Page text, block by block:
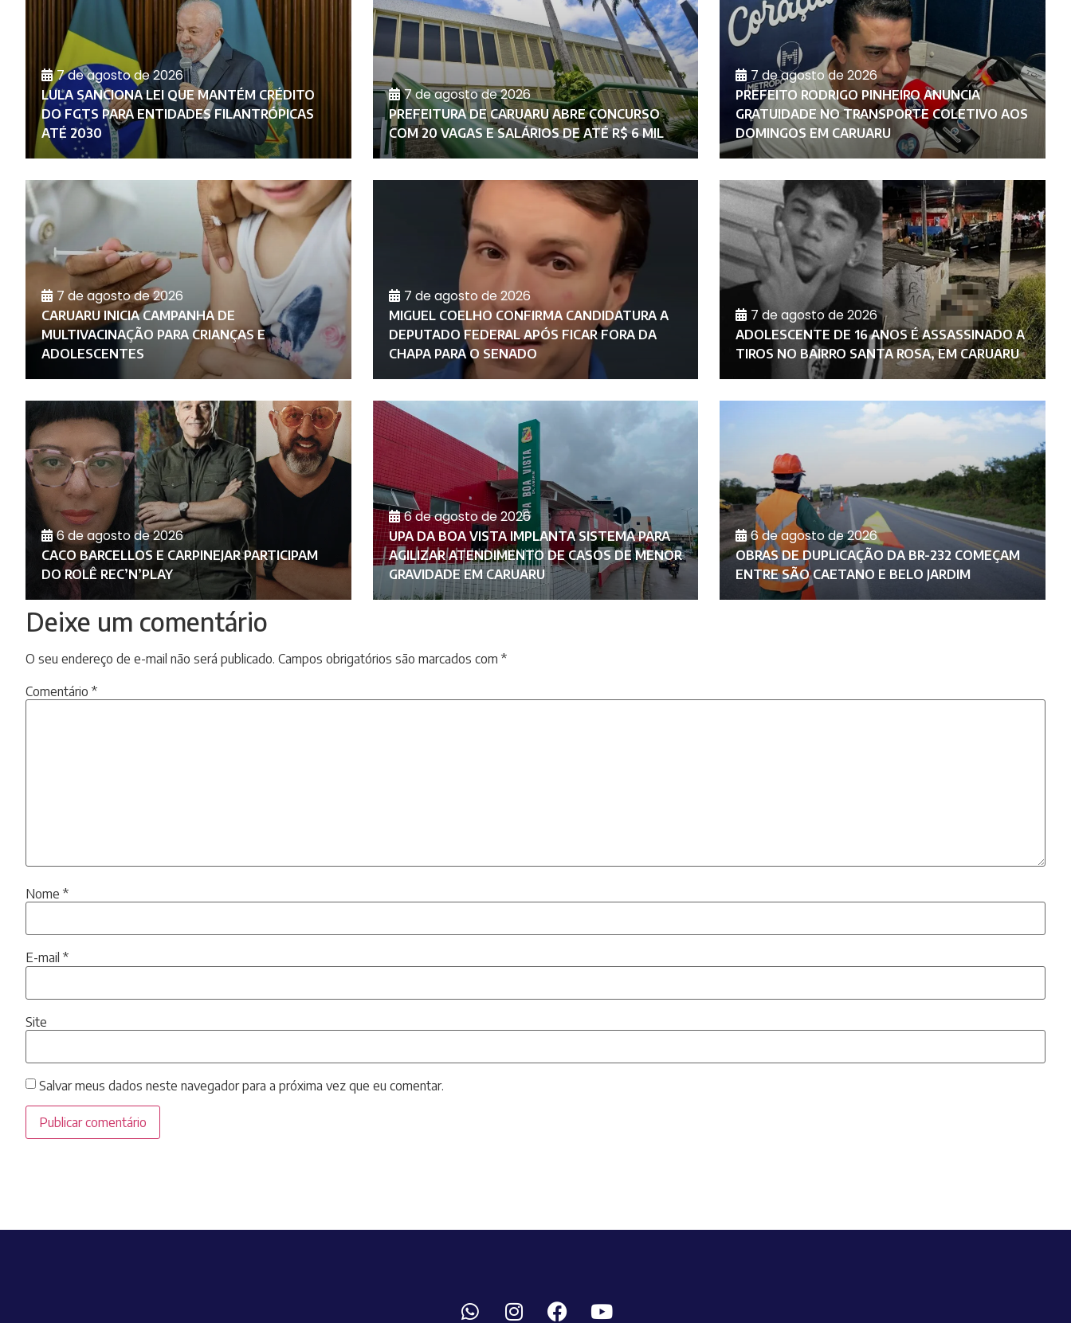
7 de agosto de 2026
LULA SANCIONA LEI QUE MANTÉM CRÉDITO
DO FGTS PARA ENTIDADES FILANTRÓPICAS
ATÉ 2030
7 de agosto de 2026
PREFEITURA DE CARUARU ABRE CONCURSO
COM 20 VAGAS E SALÁRIOS DE ATÉ R$ 6 MIL
7 de agosto de 2026
PREFEITO RODRIGO PINHEIRO ANUNCIA
GRATUIDADE NO TRANSPORTE COLETIVO AOS
DOMINGOS EM CARUARU
7 de agosto de 2026
CARUARU INICIA CAMPANHA DE
MULTIVACINAÇÃO PARA CRIANÇAS E
ADOLESCENTES
7 de agosto de 2026
MIGUEL COELHO CONFIRMA CANDIDATURA A
DEPUTADO FEDERAL APÓS FICAR FORA DA
CHAPA PARA O SENADO
7 de agosto de 2026
ADOLESCENTE DE 16 ANOS É ASSASSINADO A
TIROS NO BAIRRO SANTA ROSA, EM CARUARU
6 de agosto de 2026
CACO BARCELLOS E CARPINEJAR PARTICIPAM
DO ROLÊ REC’N’PLAY
6 de agosto de 2026
UPA DA BOA VISTA IMPLANTA SISTEMA PARA
AGILIZAR ATENDIMENTO DE CASOS DE MENOR
GRAVIDADE EM CARUARU
6 de agosto de 2026
OBRAS DE DUPLICAÇÃO DA BR-232 COMEÇAM
ENTRE SÃO CAETANO E BELO JARDIM
Deixe um comentário
O seu endereço de e-mail não será publicado. Campos obrigatórios são marcados com *
Comentário *
Nome *
E-mail *
Site
Salvar meus dados neste navegador para a próxima vez que eu comentar.